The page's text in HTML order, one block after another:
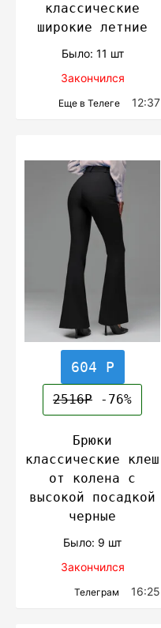
классические
широкие летние
Было: 11 шт
Закончился
Еще в Телеге 12:37
604 Р
2516Р -76%
Брюки
классические клеш
от колена с
высокой посадкой
черные
Было: 9 шт
Закончился
Телеграм 16:25